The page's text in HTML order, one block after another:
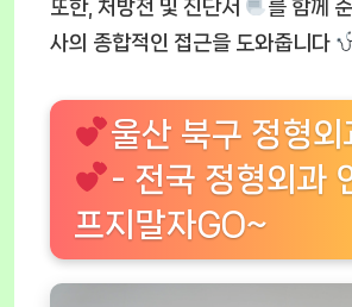
또한, 처방전 및 진단서 를 함께
사의 종합적인 접근을 도와줍니다
울산 북구 정형외
- 전국 정형외과
프지말자GO~